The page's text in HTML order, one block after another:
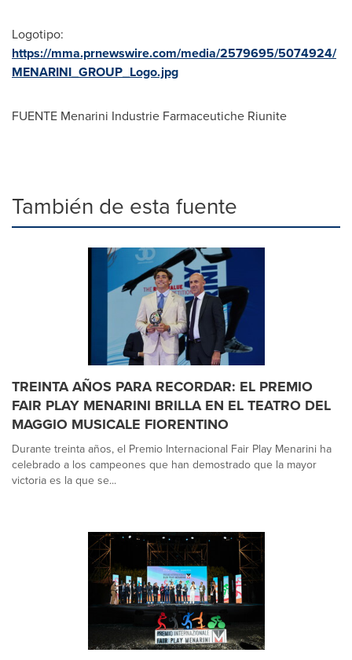
Logotipo:
https://mma.prnewswire.com/media/2579695/5074924/
MENARINI_GROUP_Logo.jpg
FUENTE Menarini Industrie Farmaceutiche Riunite
También de esta fuente
TREINTA AÑOS PARA RECORDAR: EL PREMIO
FAIR PLAY MENARINI BRILLA EN EL TEATRO DEL
MAGGIO MUSICALE FIORENTINO
Durante treinta años, el Premio Internacional Fair Play Menarini ha
celebrado a los campeones que han demostrado que la mayor
victoria es la que se...